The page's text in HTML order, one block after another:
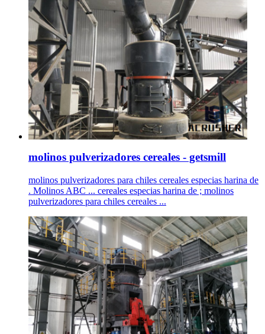
molinos pulverizadores cereales - getsmill
molinos pulverizadores para chiles cereales especias harina de
. Molinos ABC ... cereales especias harina de ; molinos
pulverizadores para chiles cereales ...